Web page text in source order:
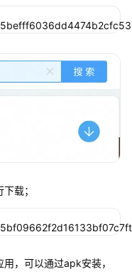
载；
，可以通过apk安装，